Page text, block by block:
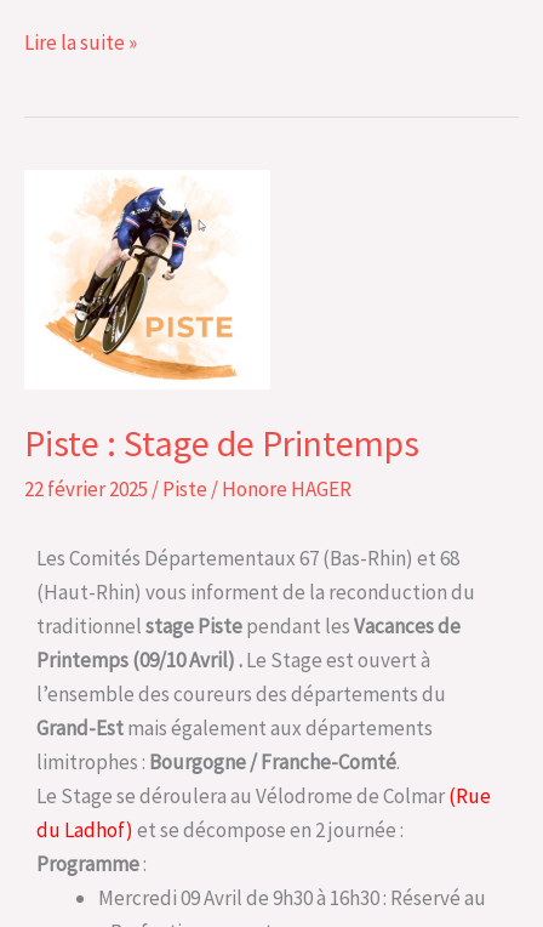
Lire la suite »
Piste : Stage de Printemps
22 février 2025 /Piste /Honore HAGER
Les Comités Départementaux 67 (Bas-Rhin) et 68
(Haut-Rhin) vous informent de la reconduction du
traditionnelstage Pistependant lesVacances de
Printemps (09/10 Avril) .Le Stage est ouvert à
l’ensemble des coureurs des départements du
Grand-Estmais également aux départements
limitrophes : Bourgogne / Franche-Comté.
Le Stage se déroulera au Vélodrome de Colmar(Rue
du Ladhof) et se décompose en 2 journée :
Programme:
Mercredi 09 Avril de 9h30 à 16h30 : Réservé au
Printemps